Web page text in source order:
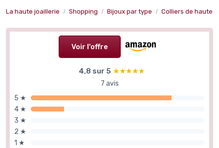
La haute joaillerie Shopping Bijoux par type Colliers de haute
Voir l'offre
4,8 sur 5 ★★★★★
★★★★★
7 avis
5 ★
4 ★
3 ★
2 ★
1 ★